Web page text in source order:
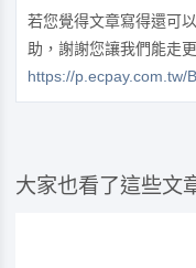
若您覺得文章寫得還可
助，謝謝您讓我們能走
https://p.ecpay.com.tw/
大家也看了這些文